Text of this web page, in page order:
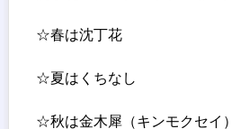
☆春は沈丁花
☆夏はくちなし
☆秋は金木犀（キンモクセイ）